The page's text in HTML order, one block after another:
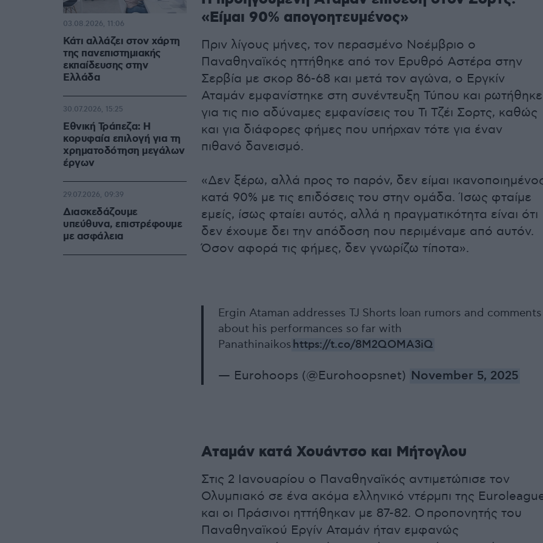
«Είμαι 90% απογοητευμένος»
Πριν λίγους μήνες, τον περασμένο Νοέμβριο ο
Παναθηναϊκός ηττήθηκε από τον Ερυθρό Αστέρα στην
Σερβία με σκορ 86-68 και μετά τον αγώνα, ο Εργκίν
Αταμάν εμφανίστηκε στη συνέντευξη Τύπου και ρωτήθηκε
για τις πιο αδύναμες εμφανίσεις του Τι Τζέι Σορτς, καθώς
και για διάφορες φήμες που υπήρχαν τότε για έναν
πιθανό δανεισμό.
«Δεν ξέρω, αλλά προς το παρόν, δεν είμαι
κατά 90% με τις επιδόσεις του στην ομάδα. Ίσως φταίμε
εμείς, ίσως φταίει αυτός, αλλά η πραγματικότητα είναι ότι
δεν έχουμε δει την απόδοση που περιμέναμε από αυτόν.
Όσον αφορά τις φήμες, δεν γνωρίζω τίποτα».
Ergin Ataman addresses TJ Shorts loan rumors and comments
about his performances so far with
Panathinaikoshttps://t.co/8M2QOMA3iQ
— Eurohoops (@Eurohoopsnet) November 5, 2025
Αταμάν κατά Χουάντσο και Μήτογλου
Στις 2 Ιανουαρίου ο Παναθηναϊκός αντιμετώπισε τον
Ολυμπιακό σε ένα ακόμα ελληνικό ντέρμπι της
και οι Πράσινοι ηττήθηκαν με 87-82. Ο προπονητής του
Παναθηναϊκού Εργίν Αταμάν ήταν εμφανώς
Κάτι αλλάζει στον χάρτη
της πανεπιστημιακής
εκπαίδευσης στην
Ελλάδα
03.08.2026, 11:06
Εθνική Τράπεζα: Η
κορυφαία επιλογή για τη
χρηματοδότηση μεγάλων
έργων
30.07.2026, 15:25
Διασκεδάζουμε
υπεύθυνα, επιστρέφουμε
με ασφάλεια
29.07.2026, 09:39